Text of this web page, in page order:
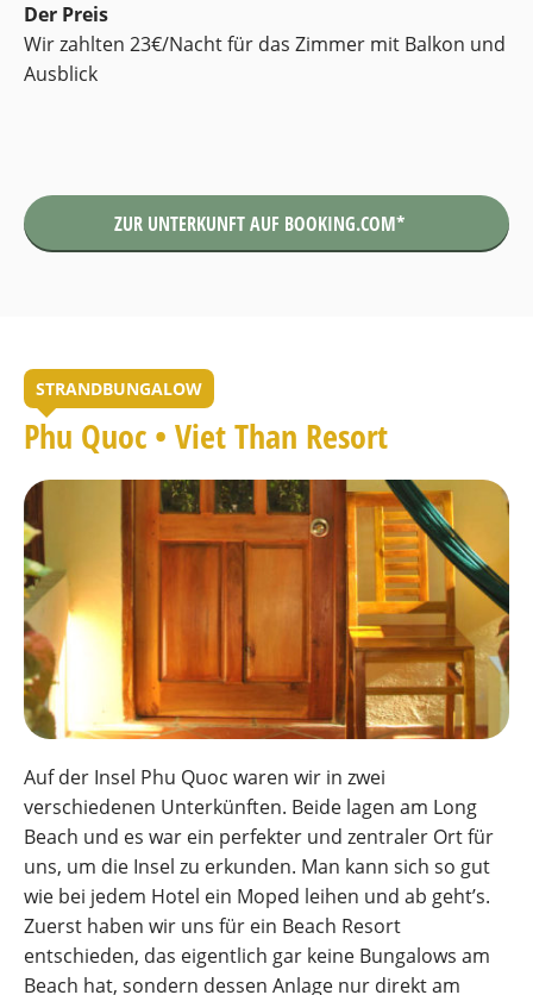
Der Preis
Wir zahlten 23€/Nacht für das Zimmer mit Balkon und
Ausblick
ZUR UNTERKUNFT AUF BOOKING.COM*
STRANDBUNGALOW
Phu Quoc • Viet Than Resort
Auf der Insel Phu Quoc waren wir in zwei
verschiedenen Unterkünften. Beide lagen am Long
Beach und es war ein perfekter und zentraler Ort für
uns, um die Insel zu erkunden. Man kann sich so gut
wie bei jedem Hotel ein Moped leihen und ab geht’s.
Zuerst haben wir uns für ein Beach Resort
entschieden, das eigentlich gar keine Bungalows am
Beach hat, sondern dessen Anlage nur direkt am